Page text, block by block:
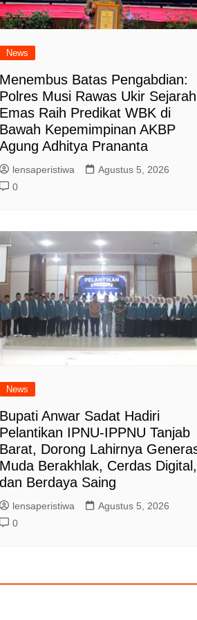
News
Batas Pengabdian:
Musi Rawas Ukir Sejarah
Raih Predikat WBK di
Kepemimpinan AKBP
Adhitya Prananta
lensaperistiwa
Agustus 5, 2026
0
News
Anwar Sadat Hadiri
IPNU-IPPNU Tanjab
Dorong Lahirnya
Berakhlak, Cerdas Digital,
Berdaya Saing
lensaperistiwa
Agustus 5, 2026
0